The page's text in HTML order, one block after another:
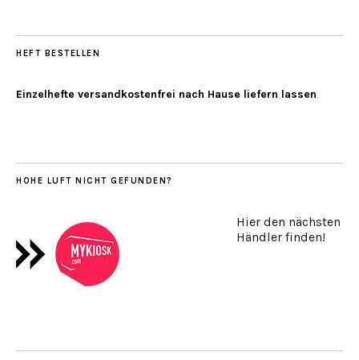
HEFT BESTELLEN
Einzelhefte versandkostenfrei nach Hause liefern lassen
HOHE LUFT NICHT GEFUNDEN?
Hier den nächsten
Händler finden!